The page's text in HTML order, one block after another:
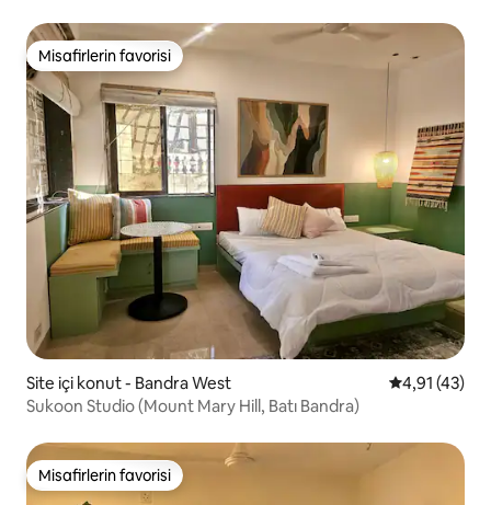
Misafirlerin favorisi
Misafirlerin favorisi
Site içi konut - Bandra West 5 üzerinden
4,91 (43)
Sukoon Studio (Mount Mary Hill, Batı Bandra)
Misafirlerin favorisi
Misafirlerin favorisi